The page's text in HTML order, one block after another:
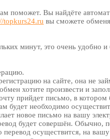
поможет. Вы найдёте
topkurs24.ru вы сможете
минут, это очень удобно и
на сайте, она не
хотите произвести и
прийдет письмо, в котором
будет необходимо
новое письмо на вашу
будет совершён. Обычно,
перевод осуществится, на вашу